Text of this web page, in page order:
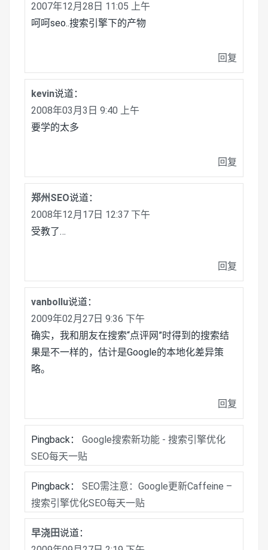
2007年12月28日 11:05 上午
呵呵seo..搜索引擎下的产物
回复
kevin说道：
2008年03月3日 9:40 上午
要学的太多
回复
郑州SEO说道：
2008年12月17日 12:37 下午
受教了…
回复
vanbollu说道：
2009年02月27日 9:36 下午
确实，我和朋友在搜索“点评网”时得到的搜索结
果是不一样的，估计是Google的本地化差异策
略。
回复
Pingback： Google搜索新功能 - 搜索引擎优化
SEO每天一贴
Pingback： SEO需注意：Google更新Caffeine –
搜索引擎优化SEO每天一贴
早浇田说道：